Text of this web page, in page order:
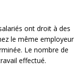
ont droit à des
le même employeur
Le nombre de
effectué.